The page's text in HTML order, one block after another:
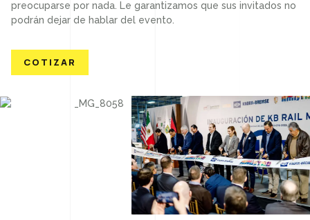
preocuparse por nada. Le garantizamos que sus invitados no
podrán dejar de hablar del evento.
COTIZAR